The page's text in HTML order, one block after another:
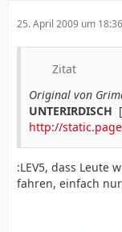
25. April 2009 um 18:36
Zitat
Original von
UNTERIRDISCH
http://
:LEV5, dass Leute
fahren, einfach